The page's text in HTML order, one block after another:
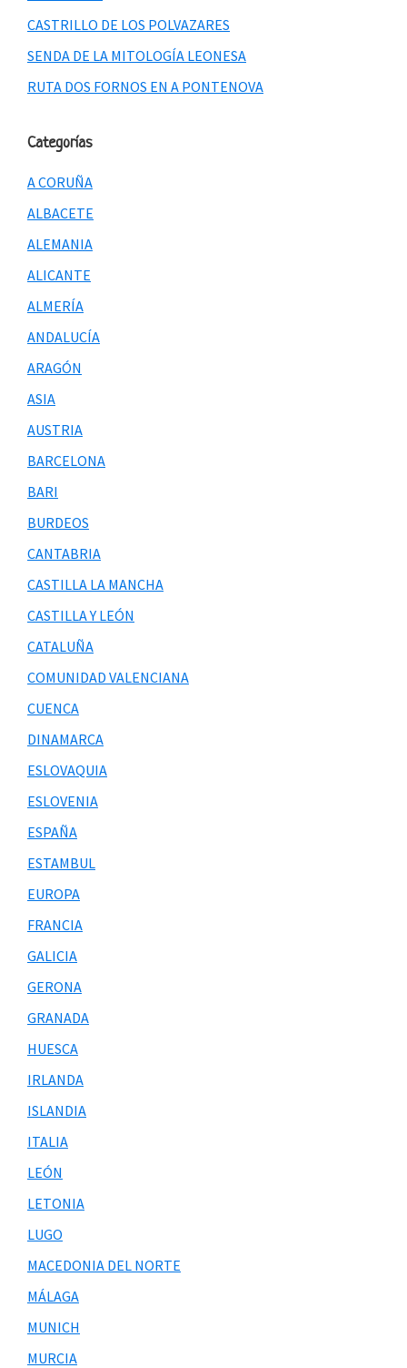
CASTRILLO DE LOS POLVAZARES
SENDA DE LA MITOLOGÍA LEONESA
RUTA DOS FORNOS EN A PONTENOVA
Categorías
A CORUÑA
ALBACETE
ALEMANIA
ALICANTE
ALMERÍA
ANDALUCÍA
ARAGÓN
ASIA
AUSTRIA
BARCELONA
BARI
BURDEOS
CANTABRIA
CASTILLA LA MANCHA
CASTILLA Y LEÓN
CATALUÑA
COMUNIDAD VALENCIANA
CUENCA
DINAMARCA
ESLOVAQUIA
ESLOVENIA
ESPAÑA
ESTAMBUL
EUROPA
FRANCIA
GALICIA
GERONA
GRANADA
HUESCA
IRLANDA
ISLANDIA
ITALIA
LEÓN
LETONIA
LUGO
MACEDONIA DEL NORTE
MÁLAGA
MUNICH
MURCIA